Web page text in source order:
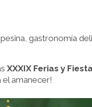
gastronomía
XXXIX Ferias y
el amanecer!